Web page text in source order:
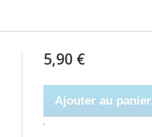
5,90 €
Ajouter au panier